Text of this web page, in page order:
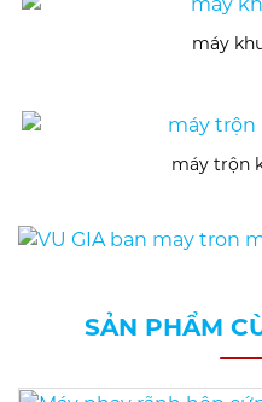
máy
máy trộn
SẢN PHẨM